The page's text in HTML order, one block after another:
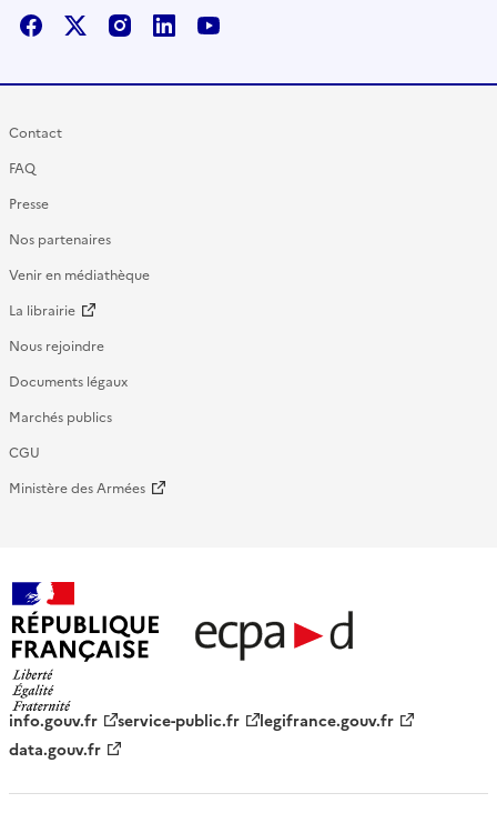
FacebookX / TwitterInstagram
LinkedInYoutube
Contact
FAQ
Presse
Nos partenaires
Venir en médiathèque
La librairie
Nous rejoindre
Documents légaux
Marchés publics
CGU
Ministère des Armées
française - ECPAD
info.gouv.fr service-public.fr
legifrance.gouv.fr
data.gouv.fr